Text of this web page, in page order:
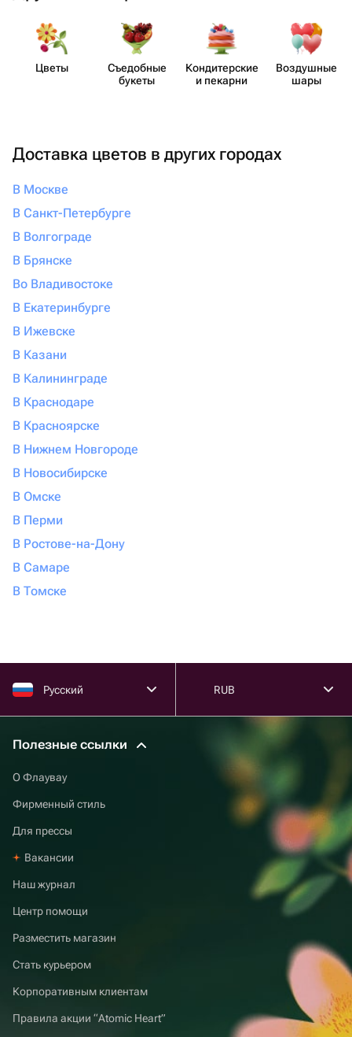
Цветы
Съедобные
букеты
Кондит​ерские
и пекарни
Воздушные
шары
Доставка цветов в других городах
В Москве
В Санкт-Петербурге
В Волгограде
В Брянске
Во Владивостоке
В Екатеринбурге
В Ижевске
В Казани
В Калининграде
В Краснодаре
В Красноярске
В Нижнем Новгороде
В Новосибирске
В Омске
В Перми
В Ростове-на-Дону
В Самаре
В Томске
Русский RUB
Полезные ссылки
О Флаувау
Фирменный стиль
Для прессы
Вакансии
Наш журнал
Центр помощи
Разместить магазин
Стать курьером
Корпоративным клиентам
Правила акции “Atomic Heart”